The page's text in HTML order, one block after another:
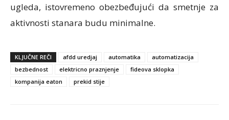
ugleda, istovremeno obezbeđujući da smetnje za
aktivnosti stanara budu minimalne.
KLJUČNE REČI afdd uredjaj automatika
automatizacija
bezbednost
elektricno praznjenje
fideova sklopka
kompanija eaton
prekid stije